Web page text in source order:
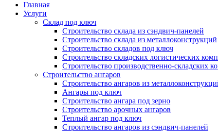
Главная
Услуги
Склад под ключ
Строительство склада из сэндвич-панелей
Строительство склада из металлоконструкций
Строительство складов под ключ
Строительство складских логистических
Строительство производственно-складских
Строительство ангаров
Строительство ангаров из
Ангары под ключ
Строительство ангара под зерно
Строительство арочных ангаров
Теплый ангар под ключ
Строительство ангаров из сэндвич-панелей